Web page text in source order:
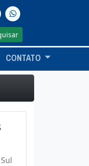
CONTATO